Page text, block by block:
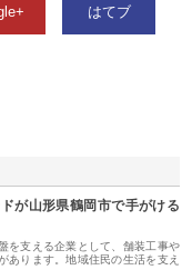
はてブ
が山形県鶴岡市で手がける
を支える企業として、舗装工事や
あります。地域住民の生活を支え